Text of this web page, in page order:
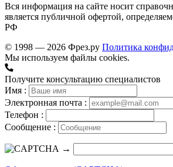
Вся информация на сайте носит
является публичной офертой,
РФ
© 1998 — 2026 Фрез.ру Политика
Мы используем файлы cookies.
Получите консультацию специалистов
Имя :
Электронная почта :
Телефон :
Сообщение :
→